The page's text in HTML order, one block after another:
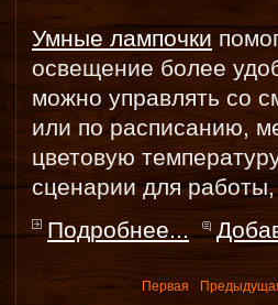
Умные лампочки
освещение более
можно управлять со
или по расписанию,
цветовую
сценарии для
Подробнее...
Первая